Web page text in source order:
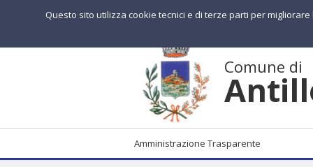
Comune di
Amministrazione Trasparente
Questo sito utilizza cookie tecnici e di terze parti per